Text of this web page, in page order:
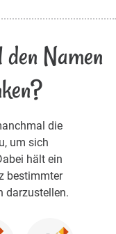
Namen
die
um sich
hält ein
bestimmter
darzustellen.